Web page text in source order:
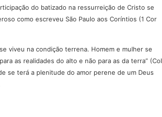
do batizado na ressurreição de Cristo se
como escreveu São Paulo aos Coríntios (1 Cor
viveu na condição terrena. Homem e mulher se
as realidades do alto e não para as da terra” (Col
se terá a plenitude do amor perene de um Deus